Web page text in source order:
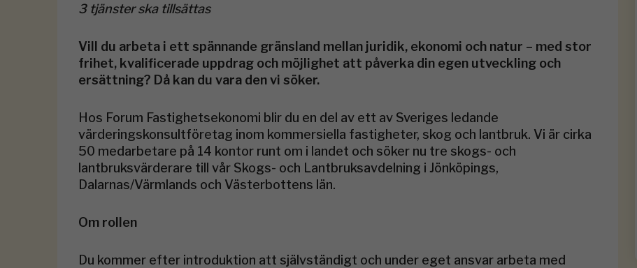
3 tjänster ska tillsättas
Vill du arbeta i ett spännande gränsland mellan juridik, ekonomi och natur – med stor
frihet, kvalificerade uppdrag och möjlighet att påverka din egen utveckling och
ersättning? Då kan du vara den vi söker.
Hos Forum Fastighetsekonomi blir du en del av ett av Sveriges ledande
värderingskonsultföretag inom kommersiella fastigheter, skog och lantbruk. Vi är cirka
50 medarbetare på 14 kontor runt om i landet och söker nu tre skogs- och
lantbruksvärderare till vår Skogs- och Lantbruksavdelning i Jönköpings,
Dalarnas/Värmlands och Västerbottens län.
Om rollen
Du kommer efter introduktion att självständigt och under eget ansvar arbeta med